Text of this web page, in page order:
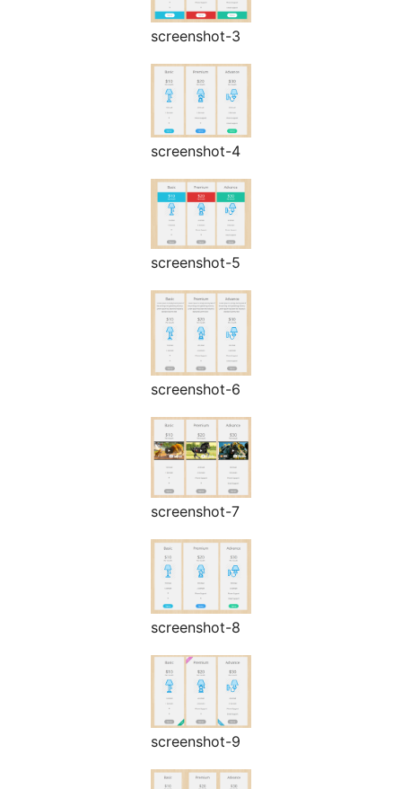
screenshot-3
screenshot-4
screenshot-5
screenshot-6
screenshot-7
screenshot-8
screenshot-9